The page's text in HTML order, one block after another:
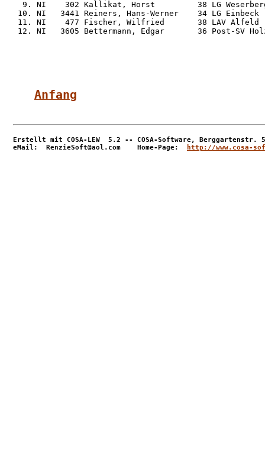
9. NI    302 Kallikat, Horst         38 LG
10. NI   3441 Reiners, Hans-Werner    34 LG
11. NI    477 Fischer, Wilfried       38 LAV
12. NI   3605 Bettermann, Edgar       36 Post-SV
Anfang
Erstellt mit COSA-LEW  5.2 -- COSA-Software, Berggartenstr.
eMail:  RenzieSoft@aol.com    Home-Page:
http://www.cosa-